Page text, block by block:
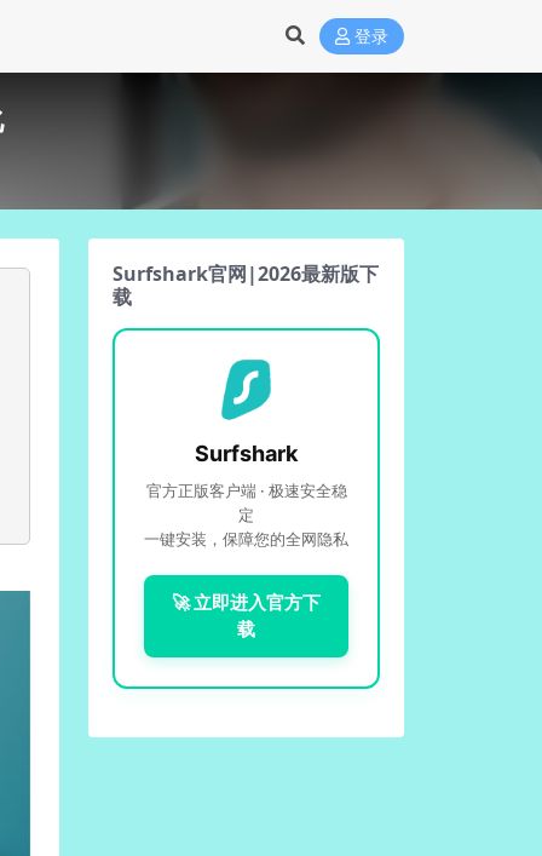
登录
Surfshark官网|2026最新版下
载
Surfshark
官方正版客户端 · 极速安全稳
定
一键安装，保障您的全网隐私
🚀 立即进入官方下
载